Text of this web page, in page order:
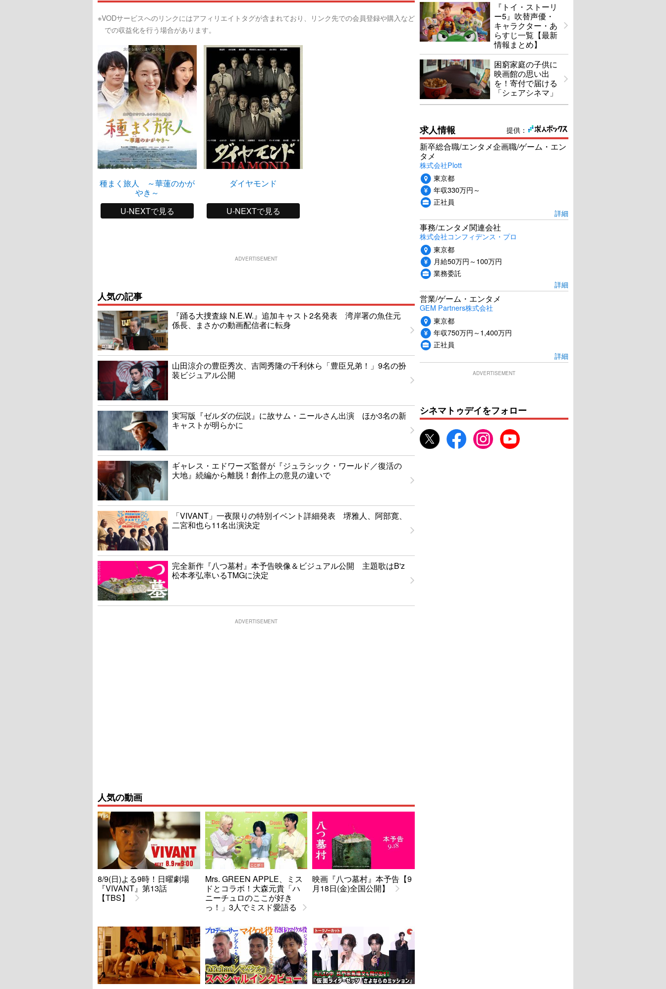
※VODサービスへのリンクにはアフィリエイトタグが含まれており、リンク先での会員登録や購入など
での収益化を行う場合があります。
種まく旅人 ～華蓮のかが
やき～
U-NEXTで見る
ダイヤモンド
U-NEXTで見る
ADVERTISEMENT
人気の記事
『踊る大捜査線 N.E.W.』追加キャスト2名発表 湾岸署の魚住元
係長、まさかの動画配信者に転身
山田涼介の豊臣秀次、吉岡秀隆の千利休ら「豊臣兄弟！」9名の扮
装ビジュアル公開
実写版『ゼルダの伝説』に故サム・ニールさん出演 ほか3名の新
キャストが明らかに
ギャレス・エドワーズ監督が『ジュラシック・ワールド／復活の
大地』続編から離脱！創作上の意見の違いで
「VIVANT」一夜限りの特別イベント詳細発表 堺雅人、阿部寛、
二宮和也ら11名出演決定
完全新作『八つ墓村』本予告映像＆ビジュアル公開 主題歌はB'z
松本孝弘率いるTMGに決定
ADVERTISEMENT
人気の動画
8/9(日)よる9時！日曜劇場
『VIVANT』第13話
【TBS】
Mrs. GREEN APPLE、ミス
ドとコラボ！大森元貴「ハ
ニーチュロのここが好き
っ！」3人でミスド愛語る
映画『八つ墓村』本予告【9
月18日(金)全国公開】
『トイ・ストーリ
ー5』吹替声優・
キャラクター・あ
らすじ一覧【最新
情報まとめ】
困窮家庭の子供に
映画館の思い出
を！寄付で届ける
「シェアシネマ」
提供：
求人情報
新卒総合職/エンタメ企画職/ゲーム・エン
タメ
株式会社Plott
東京都
年収330万円～
正社員
詳細
事務/エンタメ関連会社
株式会社コンフィデンス・プロ
東京都
月給50万円～100万円
業務委託
詳細
営業/ゲーム・エンタメ
GEM Partners株式会社
東京都
年収750万円～1,400万円
正社員
詳細
ADVERTISEMENT
シネマトゥデイをフォロー